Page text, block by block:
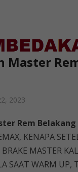
Master
2023
Rem
KENAPA
MASTER
SAAT WARM UP,